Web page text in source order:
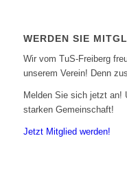
WERDEN SIE
Wir vom TuS-Freiberg
unserem Verein! Denn
Melden Sie sich jetzt an!
starken Gemeinschaft!
Jetzt Mitglied werden!